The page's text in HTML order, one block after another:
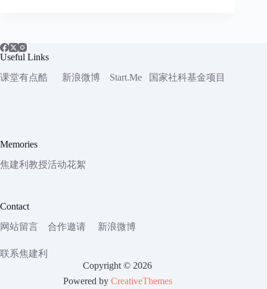
Useful Links
课堂有点酷
新浪微博 Start.Me 国家社科基金项目
Memories
焦建利教授活动花絮
Contact
网站留言
合作邀请 新浪微博
联系焦建利
Copyright © 2026
Powered by CreativeThemes